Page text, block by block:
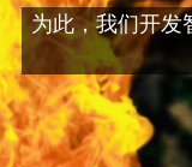
工程
客车
新能源
压缩机
巨型轮
啤酒厂
海洋
防火
隔音
改造
制造
服务
软金属防护罩
柔性节能保
国六/七
关于我们
企业简介
企业资质
新闻动态
为此，我们开发